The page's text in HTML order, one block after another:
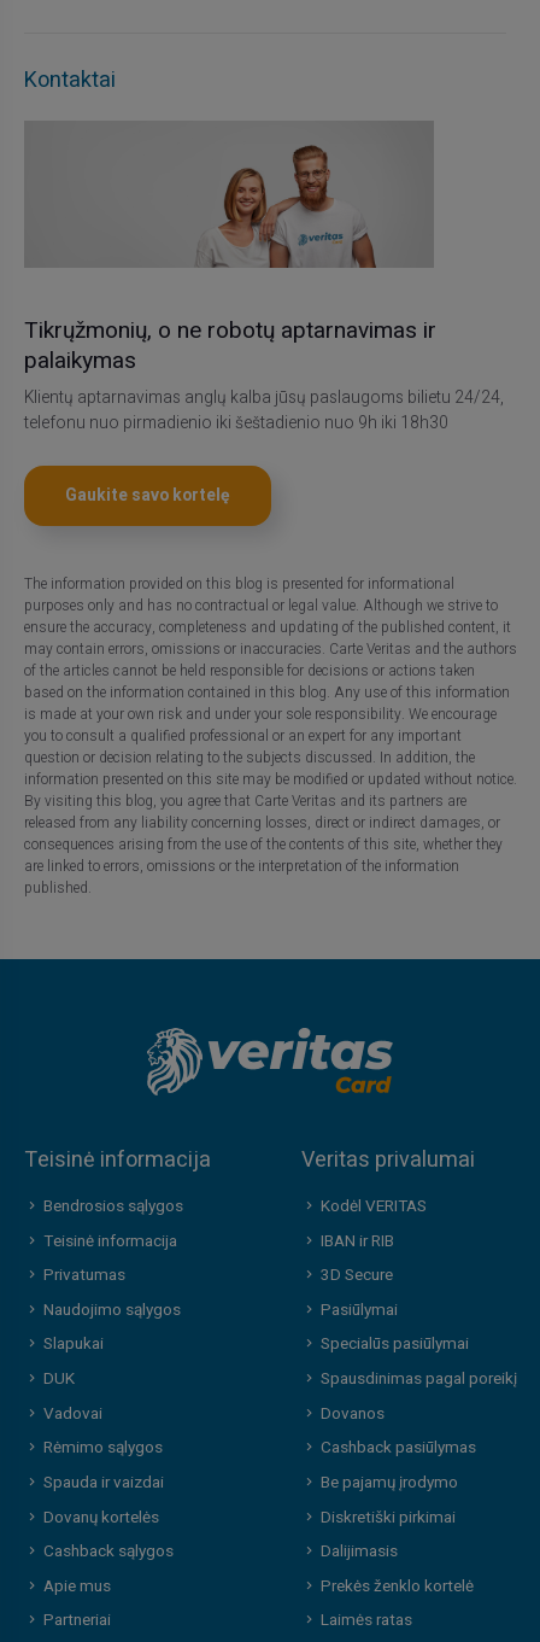
Kontaktai
Tikrųžmonių, o ne robotų aptarnavimas ir
palaikymas
Klientų aptarnavimas anglų kalba jūsų paslaugoms bilietu 24/24,
telefonu nuo pirmadienio iki šeštadienio nuo 9h iki 18h30
Gaukite savo kortelę
The information provided on this blog is presented for informational
purposes only and has no contractual or legal value. Although we strive to
ensure the accuracy, completeness and updating of the published content, it
may contain errors, omissions or inaccuracies. Carte Veritas and the authors
of the articles cannot be held responsible for decisions or actions taken
based on the information contained in this blog. Any use of this information
is made at your own risk and under your sole responsibility. We encourage
you to consult a qualified professional or an expert for any important
question or decision relating to the subjects discussed. In addition, the
information presented on this site may be modified or updated without notice.
By visiting this blog, you agree that Carte Veritas and its partners are
released from any liability concerning losses, direct or indirect damages, or
consequences arising from the use of the contents of this site, whether they
are linked to errors, omissions or the interpretation of the information
published.
Teisinė informacija
Bendrosios sąlygos
Teisinė informacija
Privatumas
Naudojimo sąlygos
Slapukai
DUK
Vadovai
Rėmimo sąlygos
Spauda ir vaizdai
Dovanų kortelės
Cashback sąlygos
Apie mus
Partneriai
Veritas privalumai
Kodėl VERITAS
IBAN ir RIB
3D Secure
Pasiūlymai
Specialūs pasiūlymai
Spausdinimas pagal poreikį
Dovanos
Cashback pasiūlymas
Be pajamų įrodymo
Diskretiški pirkimai
Dalijimasis
Prekės ženklo kortelė
Laimės ratas